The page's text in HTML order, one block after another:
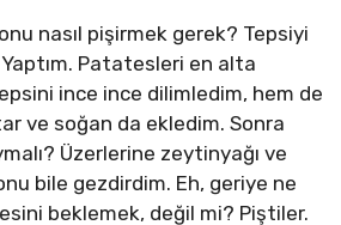
nasıl pişirmek gerek? Tepsiyi
Patatesleri en alta
ince ince dilimledim, hem de
ve soğan da ekledim. Sonra
Üzerlerine zeytinyağı ve
bile gezdirdim. Eh, geriye ne
beklemek, değil mi? Piştiler.